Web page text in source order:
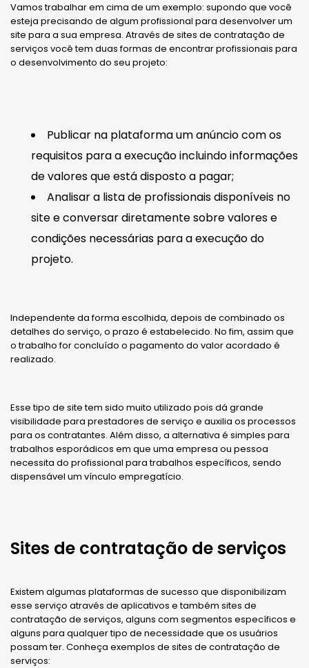
Vamos trabalhar em cima de um exemplo: supondo que você
esteja precisando de algum profissional para desenvolver um
site para a sua empresa. Através de sites de contratação de
serviços você tem duas formas de encontrar profissionais para
o desenvolvimento do seu projeto:
Publicar na plataforma um anúncio com os
requisitos para a execução incluindo informações
de valores que está disposto a pagar;
Analisar a lista de profissionais disponíveis no
site e conversar diretamente sobre valores e
condições necessárias para a execução do
projeto.
Independente da forma escolhida, depois de combinado os
detalhes do serviço, o prazo é estabelecido. No fim, assim que
o trabalho for concluído o pagamento do valor acordado é
realizado.
Esse tipo de site tem sido muito utilizado pois dá grande
visibilidade para prestadores de serviço e auxilia os processos
para os contratantes. Além disso, a alternativa é simples para
trabalhos esporádicos em que uma empresa ou pessoa
necessita do profissional para trabalhos específicos, sendo
dispensável um vínculo empregatício.
Sites de contratação de serviços
Existem algumas plataformas de sucesso que disponibilizam
esse serviço através de aplicativos e também sites de
contratação de serviços, alguns com segmentos específicos e
alguns para qualquer tipo de necessidade que os usuários
possam ter. Conheça exemplos de sites de contratação de
serviços: